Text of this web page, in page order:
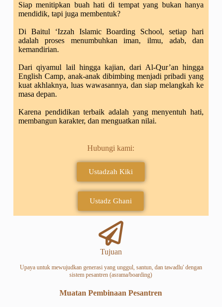
Siap menitipkan buah hati di tempat yang bukan hanya
mendidik, tapi juga membentuk?
Di Baitul ‘Izzah Islamic Boarding School, setiap hari
adalah proses menumbuhkan iman, ilmu, adab, dan
kemandirian.
Dari qiyamul lail hingga kajian, dari Al-Qur’an hingga
English Camp, anak-anak dibimbing menjadi pribadi yang
kuat akhlaknya, luas wawasannya, dan siap melangkah ke
masa depan.
Karena pendidikan terbaik adalah yang menyentuh hati,
membangun karakter, dan menguatkan nilai.
Hubungi kami:
Ustadzah Kiki
Ustadz Ghani
Tujuan
Upaya untuk mewujudkan generasi yang unggul, santun, dan tawadlu' dengan
sistem pesantren (asrama/boarding)
Muatan Pembinaan Pesantren